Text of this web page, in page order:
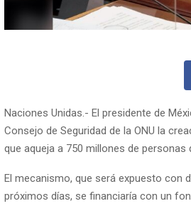
Naciones Unidas.- El presidente de
Consejo de Seguridad de la ONU la
que aqueja a 750 millones de
El mecanismo, que será expuesto con
próximos días, se financiaría con un